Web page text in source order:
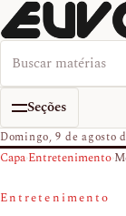
Buscar no EUVO
Seções
Domingo, 9 de agosto
Capa›Entretenimento›
Entretenimento